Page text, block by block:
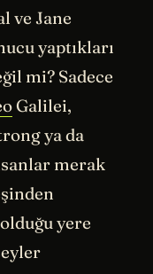
ve Jane
yaptıkları
mi? Sadece
Galilei,
ya da
merak
yere